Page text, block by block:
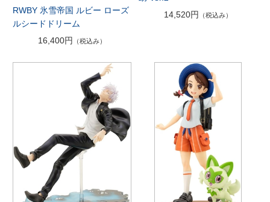
RWBY 氷雪帝国 ルビー ローズ
ルシードドリーム
16,400円
（税込み）
14,520円
（税込み）